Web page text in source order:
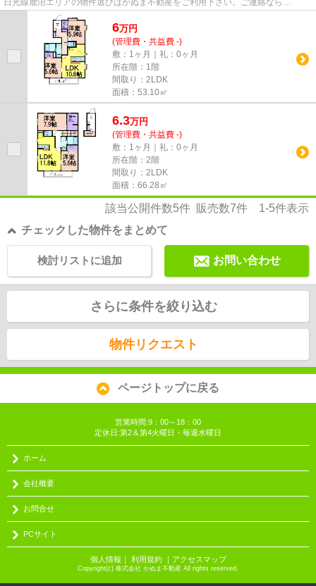
日光線鹿沼エリアの物件選びはかぬま不動産をご利用下さい。ご連絡なら
info@kanuma-f.co.jpからいつでもお...
6万円
(管理費・共益費 -)
敷：1ヶ月｜礼：0ヶ月
所在階：1階
間取り：2LDK
面積：53.10㎡
6.3万円
(管理費・共益費 -)
敷：1ヶ月｜礼：0ヶ月
所在階：2階
間取り：2LDK
面積：66.28㎡
該当公開件数5件 販売数7件 1-5件表示
チェックした物件をまとめて
お問い合わせ
検討リストに追加
さらに条件を絞り込む
物件リクエスト
ページトップに戻る
営業時間:9：00～18：00
定休日:第2＆第4火曜日・毎週水曜日
ホーム
会社概要
お問合せ
PCサイト
個人情報 ｜ 利用規約｜ アクセスマップ
Copyright(c) 株式会社 かぬま不動産 All rights reserved.